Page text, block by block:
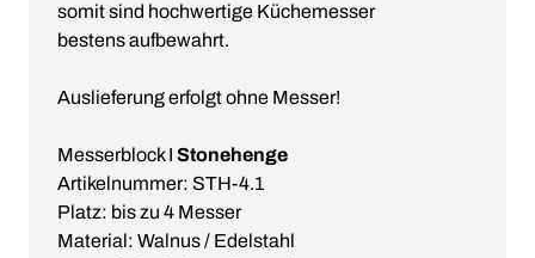
somit sind hochwertige Küchemesser
bestens aufbewahrt.
Auslieferung erfolgt ohne Messer!
Messerblock I Stonehenge
Artikelnummer: STH-4.1
Platz: bis zu 4 Messer
Material: Walnus / Edelstahl